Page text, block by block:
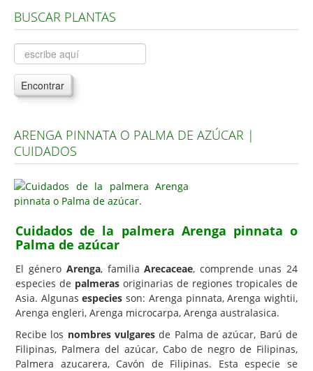
Árboles, Cicas y Palmeras de la G a la Z
Plantas Anuales y Perennes
Plantas Bulbosas y Acuáticas
Plantas de Interior
Plantas Aromáticas y de Huerto
Plantas Carnívoras y Orquídeas
Consejos
Hemisferio Sur
Enfermedades
Animales
Hongos
Carencias
Fotos
BUSCAR PLANTAS
Encontrar
ARENGA PINNATA O PALMA DE AZÚCAR |
CUIDADOS
Cuidados de la palmera Arenga pinnata o
Palma de azúcar
El género Arenga, familiaArecaceae, comprende unas 24
especies de palmeras originarias de regiones tropicales de
Asia. Algunasespecies son: Arenga pinnata, Arenga wightii,
Arenga engleri, Arenga microcarpa, Arenga australasica.
Recibe los nombres vulgaresde Palma de azúcar, Barú de
Filipinas, Palmera del azúcar, Cabo de negro de Filipinas,
Palmera azucarera, Cavón de Filipinas. Esta especie se